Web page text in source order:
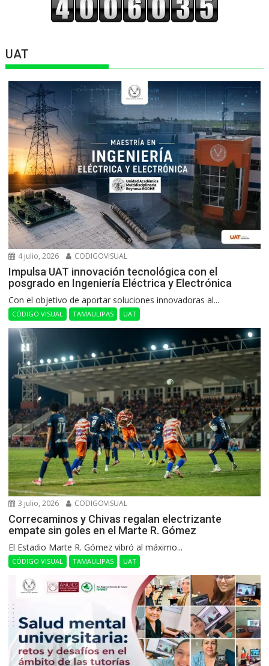
UAT
4 julio, 2026 CODIGOVISUAL
Impulsa UAT innovación tecnológica con el
posgrado en Ingeniería Eléctrica y Electrónica
Con el objetivo de aportar soluciones innovadoras al...
CÓDIGO VISUAL TAMAULIPAS UAT
3 julio, 2026 CODIGOVISUAL
Correcaminos y Chivas regalan electrizante
empate sin goles en el Marte R. Gómez
El Estadio Marte R. Gómez vibró al máximo...
CÓDIGO VISUAL TAMAULIPAS UAT